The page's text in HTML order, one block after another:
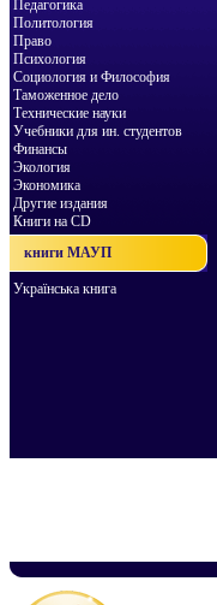
Педагогика
Политология
Право
Психология
Социология и Философия
Таможенное дело
Технические науки
Учебники для ин. студентов
Финансы
Экология
Экономика
Другие издания
Книги на CD
книги МАУП
Українська книга